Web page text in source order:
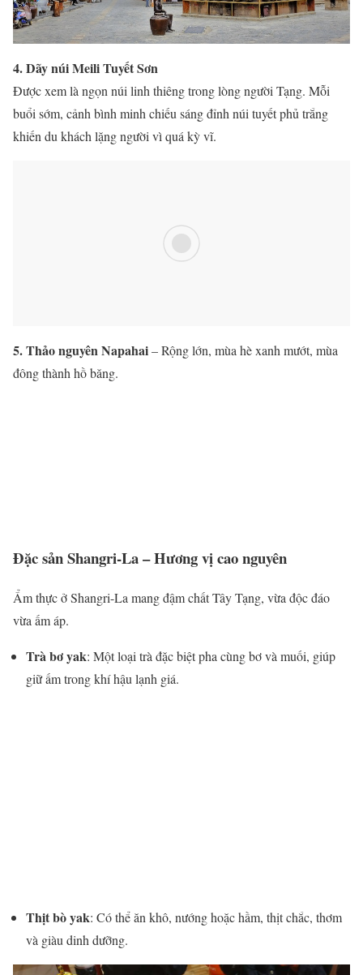
4. Dãy núi Meili Tuyết Sơn
Được xem là ngọn núi linh thiêng trong lòng người Tạng. Mỗi
buổi sớm, cảnh bình minh chiếu sáng đỉnh núi tuyết phủ trắng
khiến du khách lặng người vì quá kỳ vĩ.
5. Thảo nguyên Napahai– Rộng lớn, mùa hè xanh mướt, mùa
đông thành hồ băng.
Đặc sản Shangri-La – Hương vị cao nguyên
Ẩm thực ở Shangri-La mang đậm chất Tây Tạng, vừa độc đáo
vừa ấm áp.
Trà bơ yak: Một loại trà đặc biệt pha cùng bơ và muối, giúp
giữ ấm trong khí hậu lạnh giá.
Thịt bò yak: Có thể ăn khô, nướng hoặc hầm, thịt chắc, thơm
và giàu dinh dưỡng.